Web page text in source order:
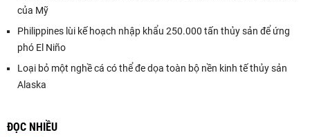
của Mỹ
Philippines lùi kế hoạch nhập khẩu 250.000 tấn thủy sản để ứng
phó El Niño
Loại bỏ một nghề cá có thể đe dọa toàn bộ nền kinh tế thủy sản
Alaska
ĐỌC NHIỀU